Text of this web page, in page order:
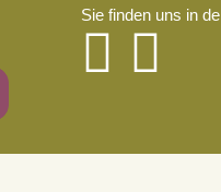
Sie finden uns in